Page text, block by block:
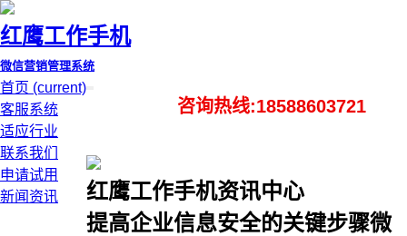
红鹰工作手机
微信营销管理系统
首页 (current)
客服系统
适应行业
联系我们
申请试用
新闻资讯
咨询热线:18588603721
红鹰工作手机资讯中心
提高企业信息安全的关键步骤微